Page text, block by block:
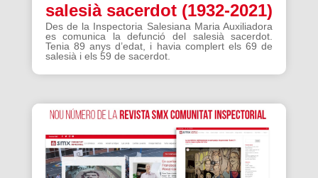
salesià sacerdot (1932-2021)
Des de la Inspectoria Salesiana Maria Auxiliadora
es comunica la defunció del salesià sacerdot.
Tenia 89 anys d’edat, i havia complert els 69 de
salesià i els 59 de sacerdot.